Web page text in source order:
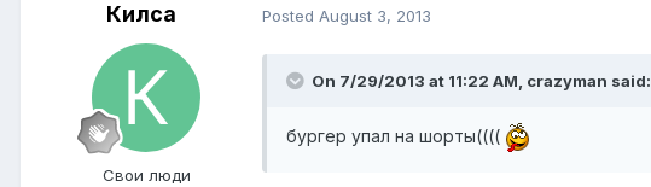
Килса
Свои люди
Posted August 3, 2013
On 7/29/2013 at 11:22 AM, crazyman said:
бургер упал на шорты((((